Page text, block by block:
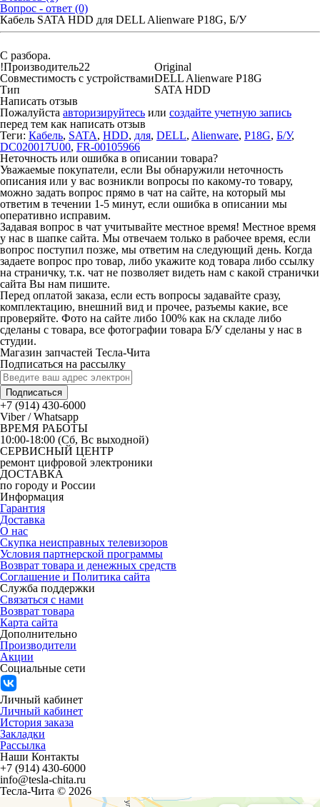
Вопрос - ответ (0)
Кабель SATA HDD для DELL Alienware P18G, Б/У
С разбора.
!Производитель22
Original
Совместимость с устройствамиDELL Alienware P18G
Тип
SATA HDD
Написать отзыв
Пожалуйста авторизируйтесь или создайте учетную запись
перед тем как написать отзыв
Теги: Кабель, SATA, HDD, для, DELL, Alienware, P18G, Б/У,
DC020017U00, FR-00105966
Неточность или ошибка в описании товара?
Уважаемые покупатели, если Вы обнаружили неточность
описания или у вас возникли вопросы по какому-то товару,
можно задать вопрос прямо в чат на сайте, на который мы
ответим в течении 1-5 минут, если ошибка в описании мы
оперативно исправим.
Задавая вопрос в чат учитывайте местное время! Местное время
у нас в шапке сайта. Мы отвечаем только в рабочее время, если
вопрос поступил позже, мы ответим на следующий день. Когда
задаете вопрос про товар, либо укажите код товара либо ссылку
на страничку, т.к. чат не позволяет видеть нам с какой странички
сайта Вы нам пишите.
Перед оплатой заказа, если есть вопросы задавайте сразу,
комплектацию, внешний вид и прочее, разъемы какие, все
проверяйте. Фото на сайте либо 100% как на складе либо
сделаны с товара, все фотографии товара Б/У сделаны у нас в
студии.
Магазин запчастей Тесла-Чита
Подписаться на рассылку
Подписаться
+7 (914) 430-6000
Viber / Whatsapp
ВРЕМЯ РАБОТЫ
10:00-18:00 (Сб, Вс выходной)
СЕРВИСНЫЙ ЦЕНТР
ремонт цифровой электроники
ДОСТАВКА
по городу и России
Информация
Гарантия
Доставка
О нас
Скупка неисправных телевизоров
Условия партнерской программы
Возврат товара и денежных средств
Соглашение и Политика сайта
Служба поддержки
Связаться с нами
Возврат товара
Карта сайта
Дополнительно
Производители
Акции
Социальные сети
Личный кабинет
Личный кабинет
История заказа
Закладки
Рассылка
Наши Контакты
+7 (914) 430-6000
info@tesla-chita.ru
Тесла-Чита © 2026